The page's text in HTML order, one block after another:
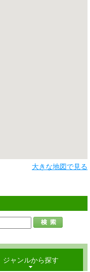
大きな地図で見る
ジャンルから探す